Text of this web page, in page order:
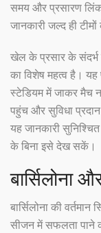
समय और प्रसारण
जानकारी जल्द ही
खेल के प्रसार के संदर्भ
का विशेष महत्व है।
स्टेडियम में जाकर मैच
पहुंच और सुविधा
यह जानकारी
के बिना इसे देख सकें।
बार्सिलोना
बार्सिलोना की
सीजन में सफलता पाने